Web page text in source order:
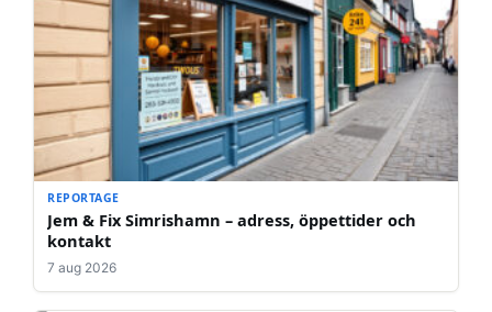
REPORTAGE
Jem & Fix Simrishamn – adress, öppettider och
kontakt
7 aug 2026